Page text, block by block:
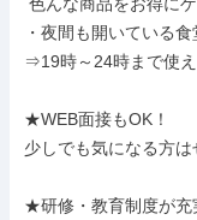
・夜間も開いている食
⇒19時～24時まで使
★WEB面接もOK！
少しでも気になる方は
★研修・教育制度が